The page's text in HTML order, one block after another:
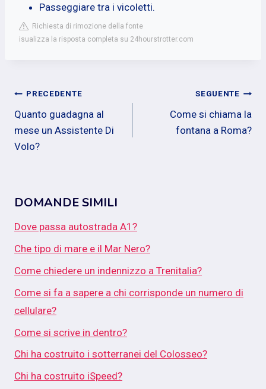
Passeggiare tra i vicoletti.
Richiesta di rimozione della fonte
isualizza la risposta completa su 24hourstrotter.com
Navigazione
articoli
PRECEDENTE
Quanto guadagna al
mese un Assistente Di
Volo?
SEGUENTE
Come si chiama la
fontana a Roma?
DOMANDE SIMILI
Dove passa autostrada A1?
Che tipo di mare e il Mar Nero?
Come chiedere un indennizzo a Trenitalia?
Come si fa a sapere a chi corrisponde un numero di
cellulare?
Come si scrive in dentro?
Chi ha costruito i sotterranei del Colosseo?
Chi ha costruito iSpeed?